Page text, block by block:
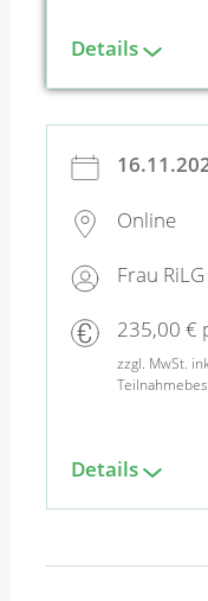
Details
Online
Frau
235,00 €
zzgl. MwSt.
Details